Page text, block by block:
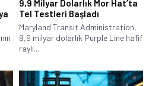
9,9 Milyar Dolarlık Mor Hat’ta
Tel Testleri Başladı
Maryland Transit Administration,
9,9 milyar dolarlık Purple Line hafif
raylı...